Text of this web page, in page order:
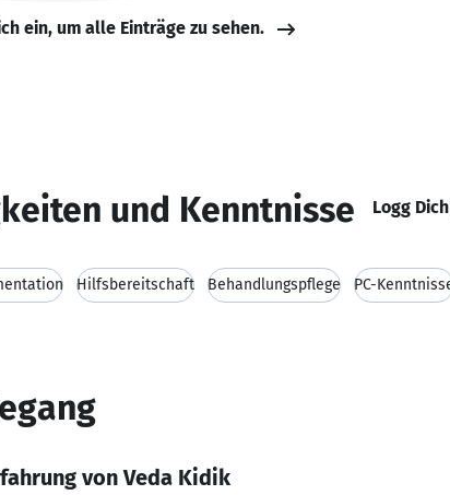
ein, um alle Einträge zu sehen.
und Kenntnisse Logg
Hilfsbereitschaft Behandlungspflege PC-
von Veda Kidik